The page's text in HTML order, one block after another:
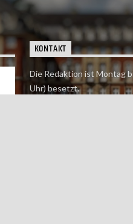
KONTAKT
Die Redaktion ist Montag
Uhr) besetzt.